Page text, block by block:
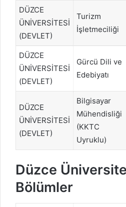
DÜZCE
ÜNİVERSİTESİ
(DEVLET)
Turizm
İşletmeciliği
DÜZCE
ÜNİVERSİTESİ
(DEVLET)
Gürcü Dili ve
Edebiyatı
DÜZCE
ÜNİVERSİTESİ
(DEVLET)
Bilgisayar
Mühendisliği
(KKTC
Uyruklu)
Düzce
Bölümler